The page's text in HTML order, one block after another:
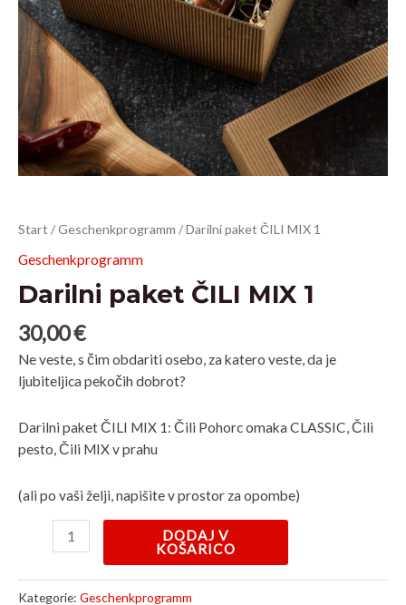
Start /Geschenkprogramm / Darilni paket ČILI MIX 1
Geschenkprogramm
Darilni paket ČILI MIX 1
30,00€
Ne veste, s čim obdariti osebo, za katero veste, da je
ljubiteljica pekočih dobrot?
Darilni paket ČILI MIX 1: Čili Pohorc omaka CLASSIC, Čili
pesto, Čili MIX v prahu
(ali po vaši želji, napišite v prostor za opombe)
Darilni
MIX
Menge
DODAJ V
KOŠARICO
Kategorie: Geschenkprogramm